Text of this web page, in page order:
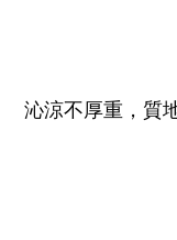
沁涼不厚重，質